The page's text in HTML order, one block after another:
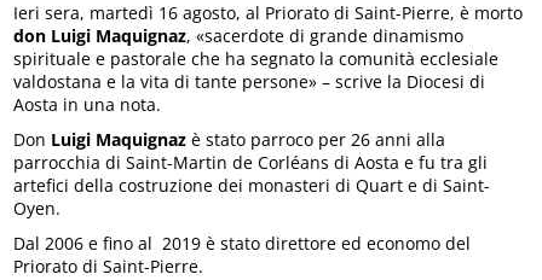
Ieri sera, martedì 16 agosto, al Priorato di Saint-Pierre, è morto
don Luigi Maquignaz, «sacerdote di grande dinamismo
spirituale e pastorale che ha segnato la comunità ecclesiale
valdostana e la vita di tante persone» – scrive la Diocesi di
Aosta in una nota.
Don Luigi Maquignaz è stato parroco per 26 anni alla
parrocchia di Saint-Martin de Corléans di Aosta e fu tra gli
artefici della costruzione dei monasteri di Quart e di Saint-
Oyen.
Dal 2006 e fino al 2019 è stato direttore ed economo del
Priorato di Saint-Pierre.